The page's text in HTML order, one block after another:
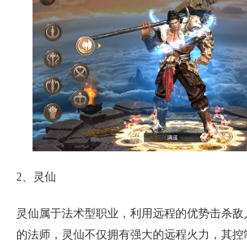
2、灵仙
灵仙属于法术型职业，利用远程的优势击杀
的法师，灵仙不仅拥有强大的远程火力，其